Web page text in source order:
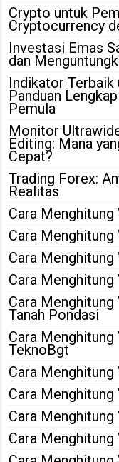
Crypto untuk
Cryptocurrency
Investasi Emas
dan
Indikator Terbaik
Panduan
Pemula
Monitor
Editing: Mana
Cepat?
Trading Forex:
Realitas
Cara
Cara
Cara
Cara Menghitung
Cara Menghitung
Tanah Pondasi
Cara
TeknoBgt
Cara
Cara
Cara
Cara